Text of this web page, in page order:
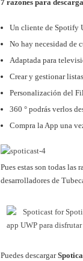
7 razones para
Un cliente de Spotify
No hay necesidad de
Adaptada para
Crear y gestionar
Personalización del
360 ° podrás verlos
Compra la App una
Pues estas son todas las
desarrolladores de
Puedes descargar